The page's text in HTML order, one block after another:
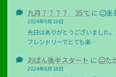
九月？？？？ 35℃に 圭
2024年9月19日
先日はありがとうございました
フレンドリーでとても楽…
おぼん後半スタート に た
2024年8月18日